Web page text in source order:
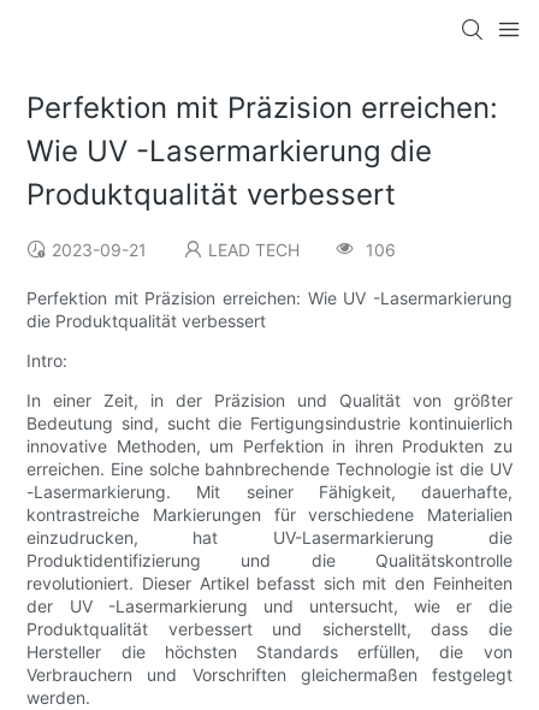
Perfektion mit Präzision erreichen:
Wie UV -Lasermarkierung die
Produktqualität verbessert
2023-09-21 LEAD TECH 106
Perfektion mit Präzision erreichen: Wie UV -Lasermarkierung
die Produktqualität verbessert
Intro:
In einer Zeit, in der Präzision und Qualität von größter
Bedeutung sind, sucht die Fertigungsindustrie kontinuierlich
innovative Methoden, um Perfektion in ihren Produkten zu
erreichen. Eine solche bahnbrechende Technologie ist die UV
-Lasermarkierung. Mit seiner Fähigkeit, dauerhafte,
kontrastreiche Markierungen für verschiedene Materialien
einzudrucken, hat UV-Lasermarkierung die
Produktidentifizierung und die Qualitätskontrolle
revolutioniert. Dieser Artikel befasst sich mit den Feinheiten
der UV -Lasermarkierung und untersucht, wie er die
Produktqualität verbessert und sicherstellt, dass die
Hersteller die höchsten Standards erfüllen, die von
Verbrauchern und Vorschriften gleichermaßen festgelegt
werden.